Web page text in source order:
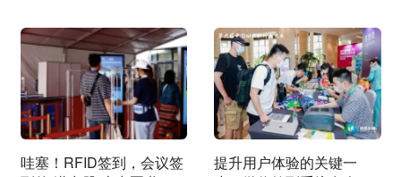
哇塞！RFID签到，会议签
提升用户体验的关键一